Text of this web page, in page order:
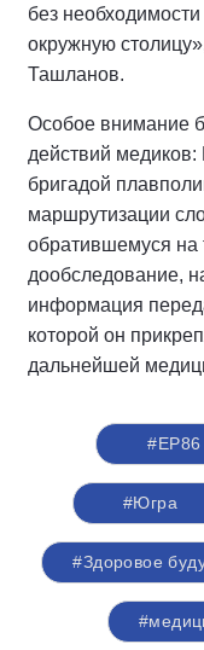
без
окружную
Ташланов.
Особое внимание
действий
бригадой
маршрутизации
обратившемуся на
дообследование,
информация
которой он
дальнейшей
#ЕР86
#Югра
#Здоровое